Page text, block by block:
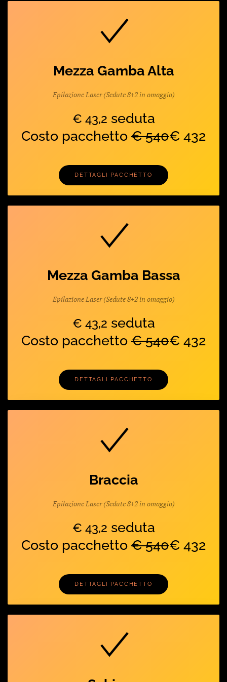
Mezza Gamba Alta
Epilazione Laser (Sedute 8+2 in omaggio)
€ 43,2 seduta
Costo pacchetto € 540€ 432
DETTAGLI PACCHETTO
Mezza Gamba Bassa
Epilazione Laser (Sedute 8+2 in omaggio)
€ 43,2 seduta
Costo pacchetto € 540€ 432
DETTAGLI PACCHETTO
Braccia
Epilazione Laser (Sedute 8+2 in omaggio)
€ 43,2 seduta
Costo pacchetto € 540€ 432
DETTAGLI PACCHETTO